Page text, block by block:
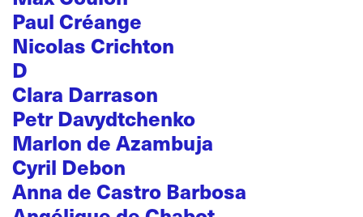
Paul Créange
Nicolas Crichton
D
Clara Darrason
Petr Davydtchenko
Marlon de Azambuja
Cyril Debon
Anna de Castro Barbosa